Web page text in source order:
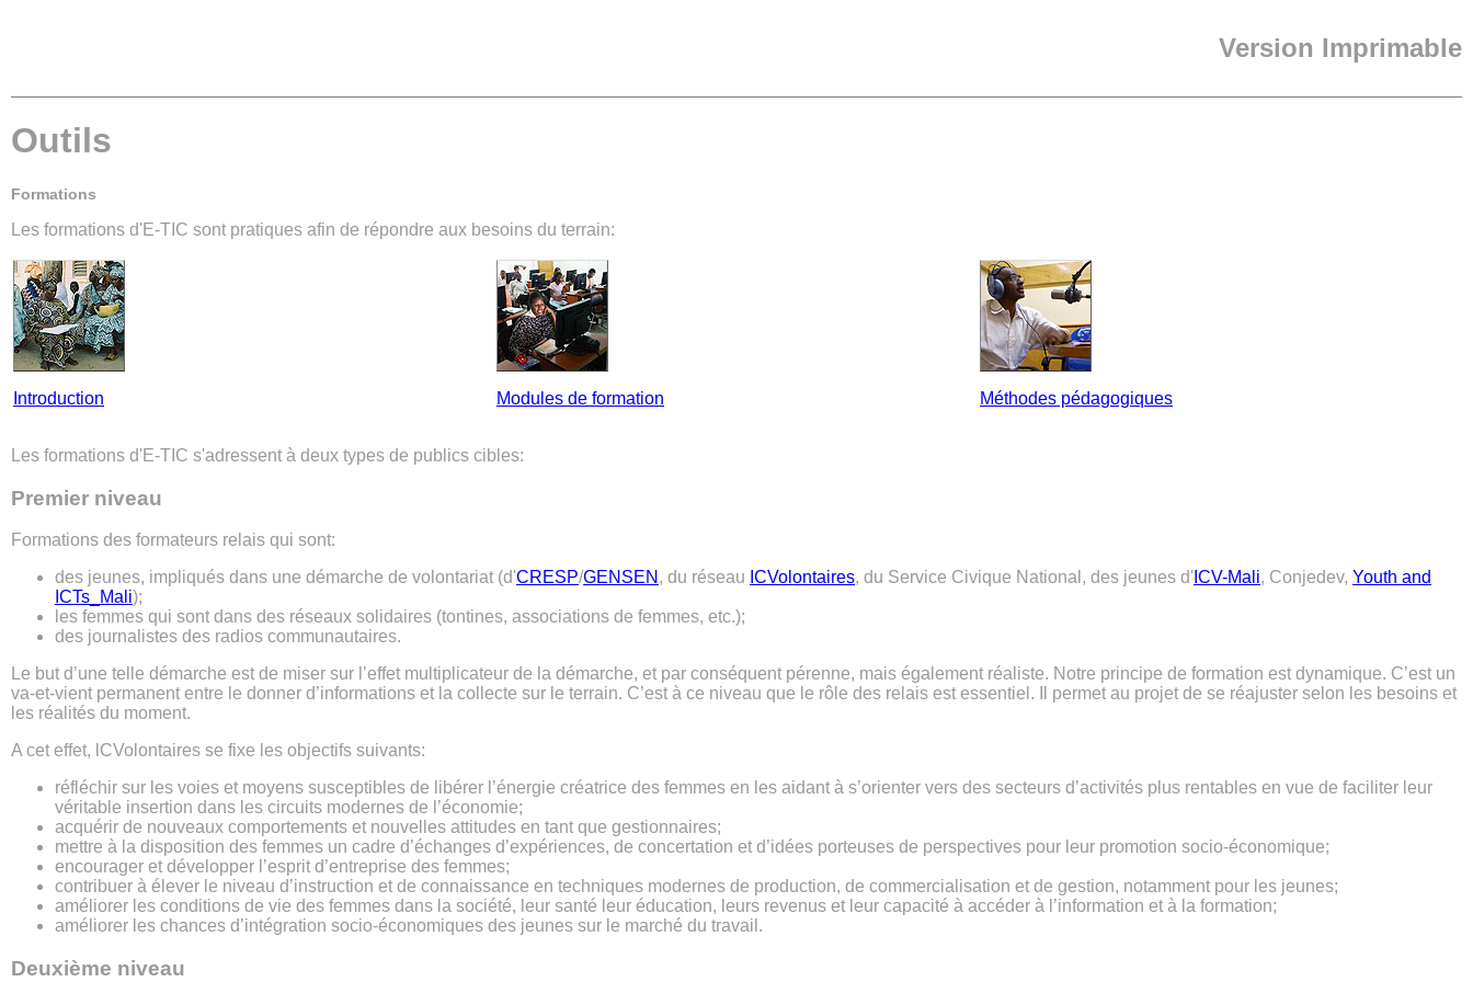
Version Imprimable
Outils
Formations
Les formations d'E-TIC sont pratiques afin de répondre aux besoins du terrain:
Introduction Modules de formation Méthodes pédagogiques
Les formations d'E-TIC s'adressent à deux types de publics cibles:
Premier niveau
Formations des formateurs relais qui sont:
des jeunes, impliqués dans une démarche de volontariat (d'CRESP/GENSEN , du réseau ICVolontaires, du Service Civique National, des jeunes d' ICV-Mali, Conjedev, Youth and
ICTs_Mali);
les femmes qui sont dans des réseaux solidaires (tontines, associations de femmes, etc.);
des journalistes des radios communautaires.
Le but d’une telle démarche est de miser sur l’effet multiplicateur de la démarche, et par conséquent pérenne, mais également réaliste. Notre principe de formation est dynamique. C’est un
va-et-vient permanent entre le donner d’informations et la collecte sur le terrain. C’est à ce niveau que le rôle des relais est essentiel. Il permet au projet de se réajuster selon les besoins et
les réalités du moment.
A cet effet, lCVolontaires se fixe les objectifs suivants:
réfléchir sur les voies et moyens susceptibles de libérer l’énergie créatrice des femmes en les aidant à s’orienter vers des secteurs d’activités plus rentables en vue de faciliter leur
véritable insertion dans les circuits modernes de l’économie;
acquérir de nouveaux comportements et nouvelles attitudes en tant que gestionnaires;
mettre à la disposition des femmes un cadre d’échanges d’expériences, de concertation et d’idées porteuses de perspectives pour leur promotion socio-économique;
encourager et développer l’esprit d’entreprise des femmes;
contribuer à élever le niveau d’instruction et de connaissance en techniques modernes de production, de commercialisation et de gestion, notamment pour les jeunes;
améliorer les conditions de vie des femmes dans la société, leur santé leur éducation, leurs revenus et leur capacité à accéder à l’information et à la formation;
améliorer les chances d’intégration socio-économiques des jeunes sur le marché du travail.
Deuxième niveau